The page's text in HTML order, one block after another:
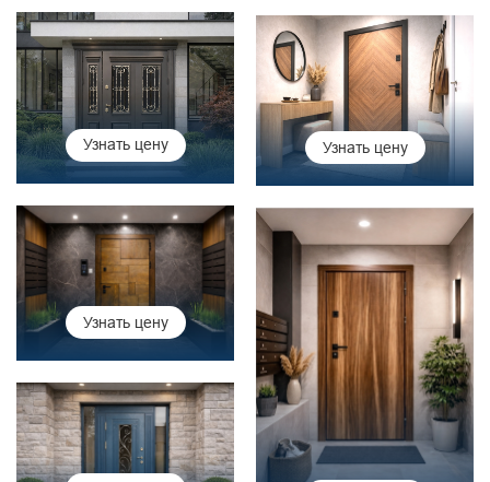
Узнать цену Узнать цену
Узнать цену